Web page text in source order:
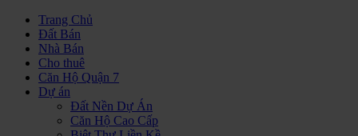
Trang Chủ
Đất Bán
Nhà Bán
Cho thuê
Căn Hộ Quận 7
Dự án
Đất Nền Dự Án
Căn Hộ Cao Cấp